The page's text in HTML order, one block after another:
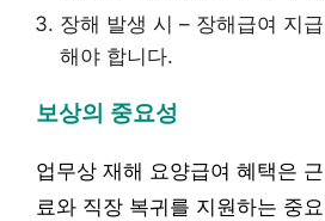
장해 발생 시 – 장해급여 지
해야 합니다.
보상의 중요성
업무상 재해 요양급여 혜택은
료와 직장 복귀를 지원하는 중